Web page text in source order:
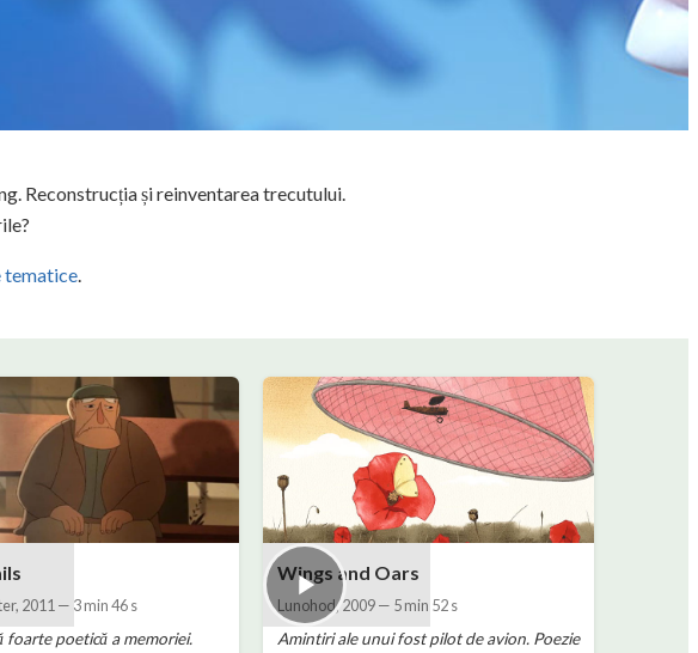
Reconstrucția și reinventarea trecutului.
tematice.
, 2011 — 3 min 46 s
foarte poetică a memoriei.
Wings and Oars
Lunohod,2009— 5 min 52 s
Amintiri ale unui fost pilot de avion. Poezie